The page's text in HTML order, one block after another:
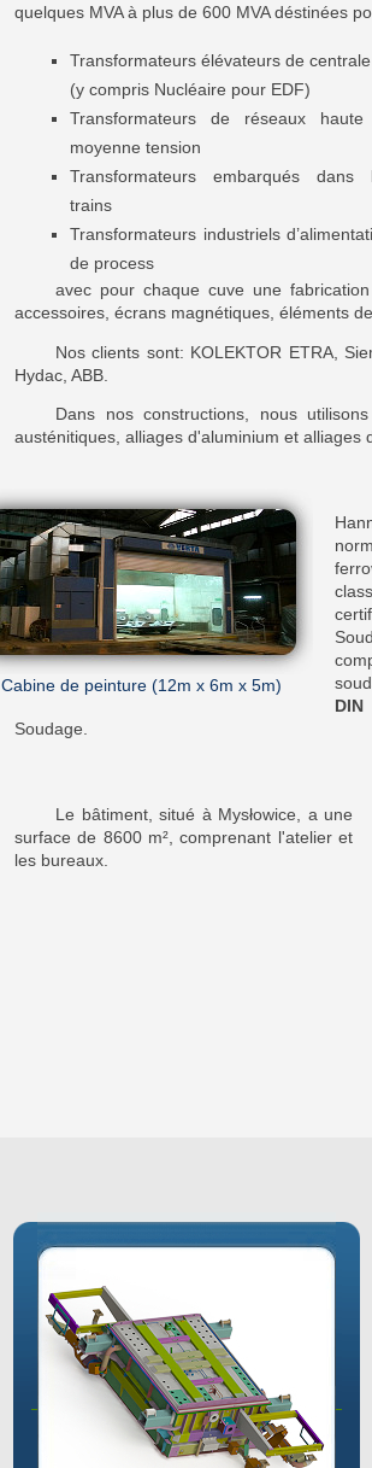
quelques MVA à plus de 600 MVA déstinées
Transformateurs élévateurs de centrale
(y compris Nucléaire pour EDF)
Transformateurs de réseaux
moyenne tension
Transformateurs embarqués dans
trains
Transformateurs industriels
de process
avec pour chaque cuve une
accessoires, écrans magnétiques, éléments
Nos clients sont: KOLEKTOR ETRA,
Hydac, ABB.
Dans nos constructions, nous
austénitiques, alliages d'aluminium et alliages
Cabine de peinture (12m x 6m x 5m)
Soudage.
Le bâtiment, situé à Mysłowice, a une
surface de 8600 m², comprenant l'atelier et
les bureaux.